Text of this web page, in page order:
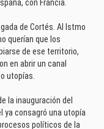
con Francia.
de Cortés. Al Istmo
querían que los
de ese territorio,
en abrir un canal
utopías.
la inauguración del
ya consagró una utopía
políticos de la